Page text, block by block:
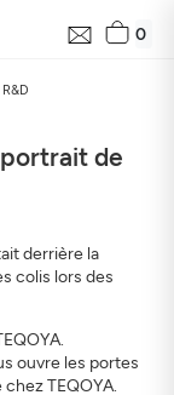
0
de
derrière la
colis lors des
ouvre les portes
TEQOYA.